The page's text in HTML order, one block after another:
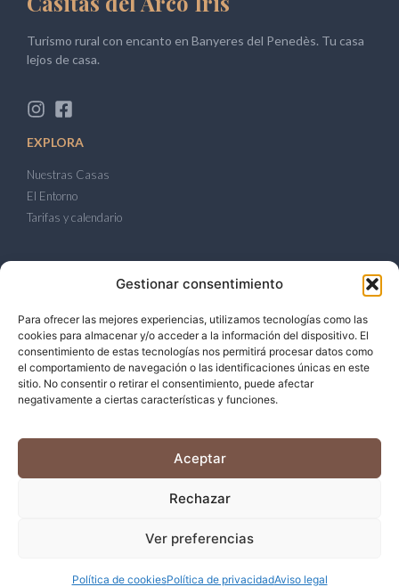
Gestionar consentimiento
Para ofrecer las mejores experiencias, utilizamos tecnologías como las
cookies para almacenar y/o acceder a la información del dispositivo. El
consentimiento de estas tecnologías nos permitirá procesar datos como
el comportamiento de navegación o las identificaciones únicas en este
sitio. No consentir o retirar el consentimiento, puede afectar
negativamente a ciertas características y funciones.
Aceptar
Rechazar
Ver preferencias
Política de cookiesPolítica de privacidadAviso legal
Turismo rural con encanto en Banyeres del Penedès. Tu casa
lejos de casa.
EXPLORA
Nuestras Casas
El Entorno
Tarifas y calendario
Política de Cookies
Aviso Legal
CONTACTO
rural@casitasdelarcoiris.com